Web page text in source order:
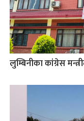
लुम्बिनीका कांग्रेस